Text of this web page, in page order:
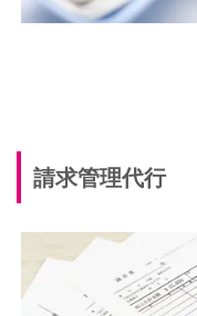
請求管理代行